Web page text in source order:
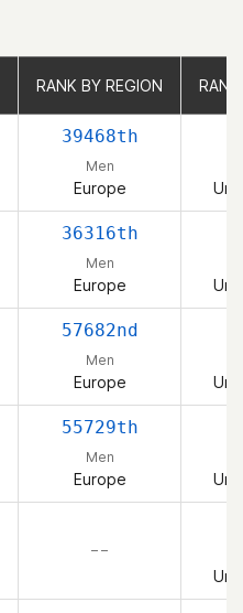
RANK BY REGION
39468th
Men
Europe
36316th
Men
Europe
57682nd
Men
Europe
55729th
Men
Europe
– –
RANK BY REGION